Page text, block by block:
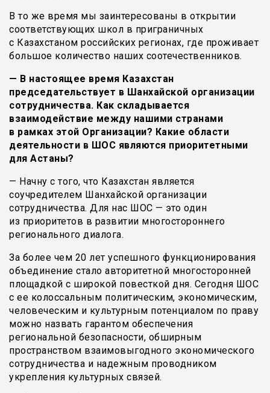
В то же время мы заинтересованы в открытии
соответствующих школ в приграничных
с Казахстаном российских регионах, где проживает
большое количество наших соотечественников.
— В настоящее время Казахстан
председательствует в Шанхайской организации
сотрудничества. Как складывается
взаимодействие между нашими странами
в рамках этой Организации? Какие области
деятельности в ШОС являются приоритетными
для Астаны?
— Начну с того, что Казахстан является
соучредителем Шанхайской организации
сотрудничества. Для нас ШОС — это один
из приоритетов в развитии многостороннего
регионального диалога.
За более чем 20 лет успешного функционирования
объединение стало авторитетной многосторонней
площадкой с широкой повесткой дня. Сегодня ШОС
с ее колоссальным политическим, экономическим,
человеческим и культурным потенциалом по праву
можно назвать гарантом обеспечения
региональной безопасности, обширным
пространством взаимовыгодного экономического
сотрудничества и надежным проводником
укрепления культурных связей.